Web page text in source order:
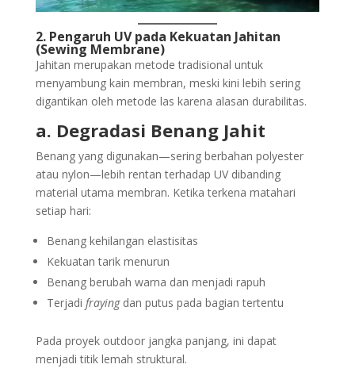
2. Pengaruh UV pada Kekuatan Jahitan
(Sewing Membrane)
Jahitan merupakan metode tradisional untuk
menyambung kain membran, meski kini lebih sering
digantikan oleh metode las karena alasan durabilitas.
a. Degradasi Benang Jahit
Benang yang digunakan—sering berbahan polyester
atau nylon—lebih rentan terhadap UV dibanding
material utama membran. Ketika terkena matahari
setiap hari:
Benang kehilangan elastisitas
Kekuatan tarik menurun
Benang berubah warna dan menjadi rapuh
Terjadi frayingdan putus pada bagian tertentu
Pada proyek outdoor jangka panjang, ini dapat
menjadi titik lemah struktural.